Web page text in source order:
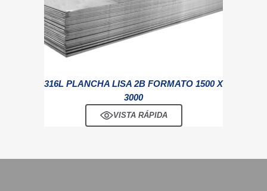
316L PLANCHA LISA 2B FORMATO 1500 X
3000
VISTA RÁPIDA